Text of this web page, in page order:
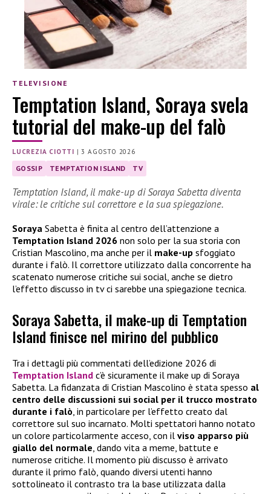
TELEVISIONE
Temptation Island, Soraya svela
tutorial del make-up del falò
LUCREZIA CIOTTI |3 AGOSTO 2026
GOSSIP TEMPTATION ISLAND TV
Temptation Island, il make-up di Soraya Sabetta diventa
virale: le critiche sul correttore e la sua spiegazione.
Soraya Sabetta è finita al centro dell’attenzione a
Temptation Island 2026 non solo per la sua storia con
Cristian Mascolino, ma anche per il make-up sfoggiato
durante i falò. Il correttore utilizzato dalla concorrente ha
scatenato numerose critiche sui social, anche se dietro
l’effetto discusso in tv ci sarebbe una spiegazione tecnica.
Soraya Sabetta, il make-up di Temptation
Island finisce nel mirino del pubblico
Tra i dettagli più commentati dell’edizione 2026 di
Temptation Island c’è sicuramente il make up di Soraya
Sabetta. La fidanzata di Cristian Mascolino è stata spesso al
centro delle discussioni sui social per il trucco mostrato
durante i falò , in particolare per l’effetto creato dal
correttore sul suo incarnato. Molti spettatori hanno notato
un colore particolarmente acceso, con il viso apparso più
giallo del normale , dando vita a meme, battute e
numerose critiche. Il momento più discusso è arrivato
durante il primo falò, quando diversi utenti hanno
sottolineato il contrasto tra la base utilizzata dalla